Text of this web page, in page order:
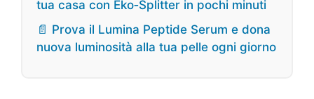
tua casa con Eko‑Splitter in pochi minuti
📄 Prova il Lumina Peptide Serum e dona
nuova luminosità alla tua pelle ogni giorno